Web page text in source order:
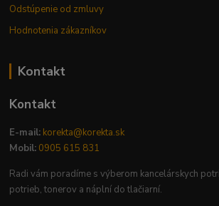
Odstúpenie od zmluvy
Hodnotenia zákazníkov
Kontakt
Kontakt
E-mail: korekta@korekta.sk
Mobil: 0905 615 831
Radi vám poradíme s výberom kancelárskych
potrieb, tonerov a náplní do tlačiarní.